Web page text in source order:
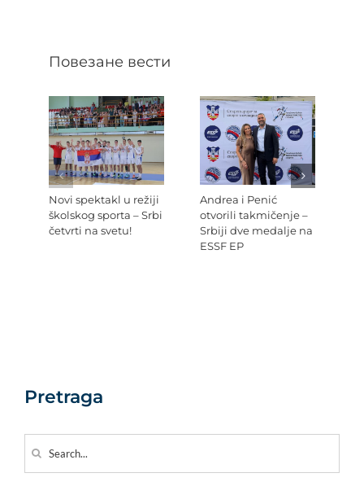
Повезане вести
Novi spektakl u režiji
školskog sporta – Srbi
četvrti na svetu!
Andrea i Penić
otvorili takmičenje –
Srbiji dve medalje na
ESSF EP
Pretraga
for: